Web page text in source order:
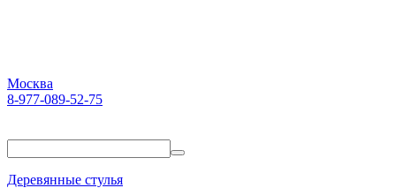
Москва
8-977-089-52-75
Деревянные стулья